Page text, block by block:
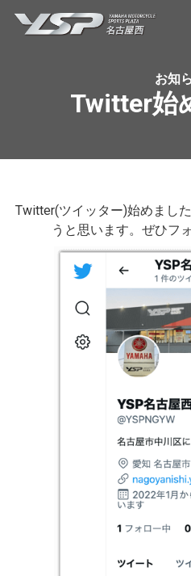
お知
Twitter始
Twitter(ツイッター)始めまし
うと思います。ぜひフ